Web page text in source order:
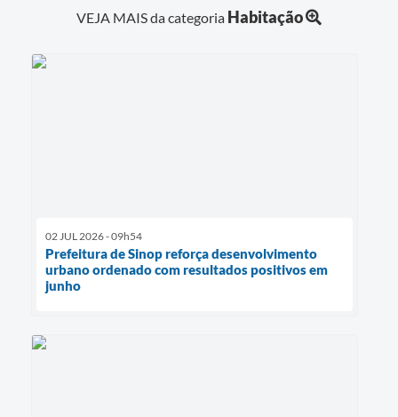
VEJA MAIS da categoria Habitação
02 JUL 2026 - 09h54
Prefeitura de Sinop reforça desenvolvimento
urbano ordenado com resultados positivos em
junho